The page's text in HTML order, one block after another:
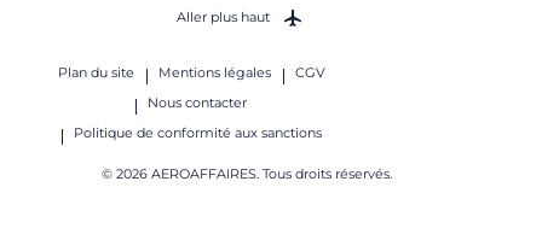
Plan du site Mentions légales
CGV
Nous contacter
Politique de conformité aux sanctions
© 2026 AEROAFFAIRES. Tous droits réservés.
Aller plus haut